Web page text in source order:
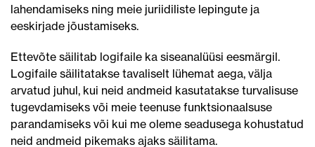
lahendamiseks ning meie juriidiliste lepingute ja
eeskirjade jõustamiseks.
Ettevõte säilitab logifaile ka siseanalüüsi eesmärgil.
Logifaile säilitatakse tavaliselt lühemat aega, välja
arvatud juhul, kui neid andmeid kasutatakse turvalisuse
tugevdamiseks või meie teenuse funktsionaalsuse
parandamiseks või kui me oleme seadusega kohustatud
neid andmeid pikemaks ajaks säilitama.